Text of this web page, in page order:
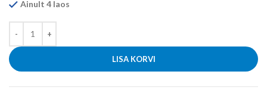
Ainult 4 laos
LISA KORVI